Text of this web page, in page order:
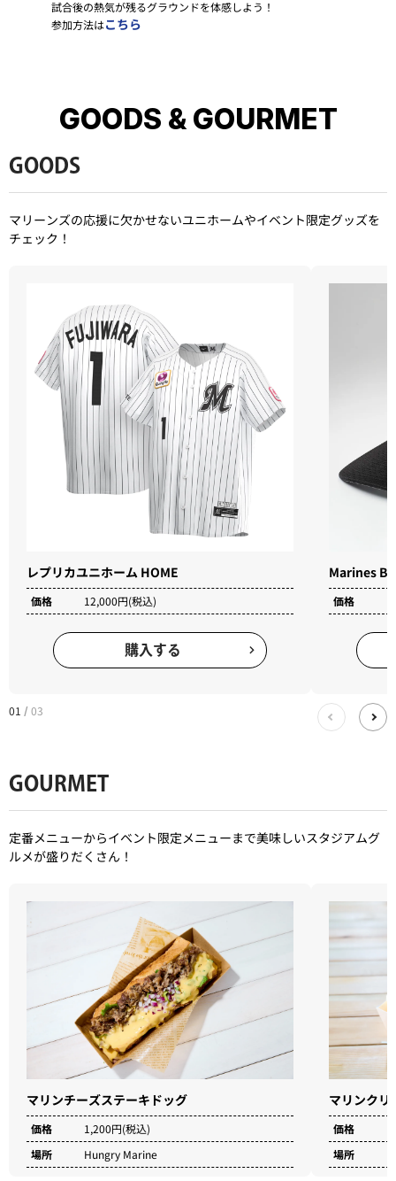
試合後の熱気が残るグラウンドを体感しよう！
参加方法はこちら
GOODS & GOURMET
GOODS
マリーンズの応援に欠かせないユニホームやイベント限定グッズを
チェック！
レプリカユニホーム HOME
価格 12,000円(税込)
購入する
Marines B-
価格
01 / 03
GOURMET
定番メニューからイベント限定メニューまで美味しいスタジアムグ
ルメが盛りだくさん！
マリンチーズステーキドッグ
価格
1,200円(税込)
場所
Hungry Marine
マリンクリ
価格
場所